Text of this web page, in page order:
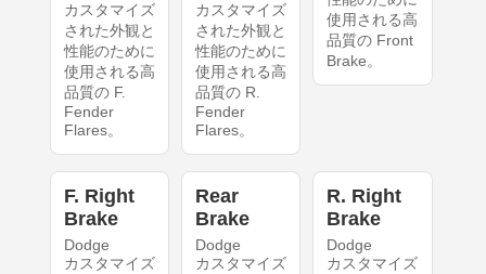
カスタマイズ
された外観と
性能のために
使用される高
品質の F.
Fender
Flares。
カスタマイズ
された外観と
性能のために
使用される高
品質の R.
Fender
Flares。
使用される高
品質の Front
Brake。
F. Right
Brake
Dodge
カスタマイズ
Rear
Brake
Dodge
カスタマイズ
R. Right
Brake
Dodge
カスタマイズ